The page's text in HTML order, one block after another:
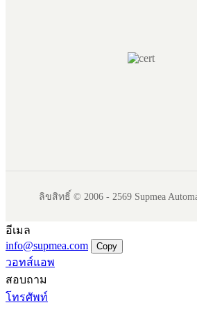
ลิขสิทธิ์ © 2006 - 2569 Supmea
อีเมล
info@supmea.com
Copy
วอทส์แอพ
สอบถาม
โทรศัพท์